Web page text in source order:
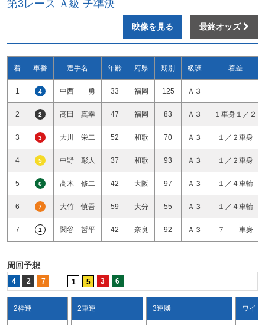
第3レース Ａ級 チ準決
映像を見る 最終オッズ
着 車番 選手名 年齢 府県 期別 級班 着差
1 4 中西 勇 33 福岡 125 Ａ３
2 2 高田 真幸 47 福岡 83 Ａ３ １車身１／２
3 3 大川 栄二 52 和歌 70 Ａ３ １／２車身
4 5 中野 彰人 37 和歌 93 Ａ３ １／２車身
5 6 高木 修二 42 大阪 97 Ａ３ １／４車輪
6 7 大竹 慎吾 59 大分 55 Ａ３ １／４車輪
7 1 関谷 哲平 42 奈良 92 Ａ３ ７ 車身
周回予想
4 2 7 1 5 3 6
2枠連 2車連 3連勝 ワイド